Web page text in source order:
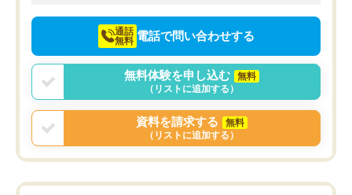
通話
無料 電話で問い合わせする
無料体験を申し込む
無料
（リストに追加する）
資料を請求する
無料
（リストに追加する）